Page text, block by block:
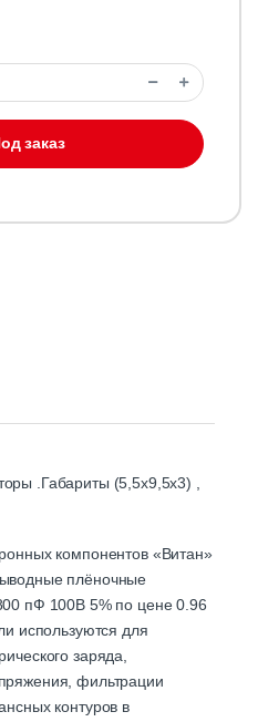
заказ
.Габариты (5,5х9,5х3) ,
компонентов «Витан»
плёночные
пФ 100В 5% по цене 0.96
используются для
заряда,
фильтрации
контуров в